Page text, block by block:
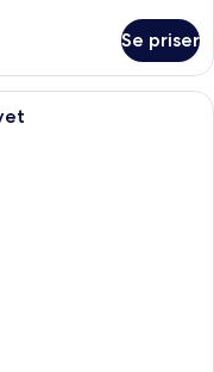
Se priser
med to senge, et